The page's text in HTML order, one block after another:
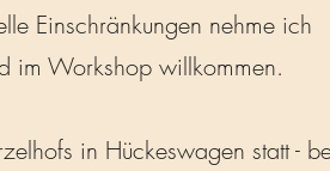
Einschränkungen nehme ich
im Workshop willkommen.
in Hückeswagen statt -